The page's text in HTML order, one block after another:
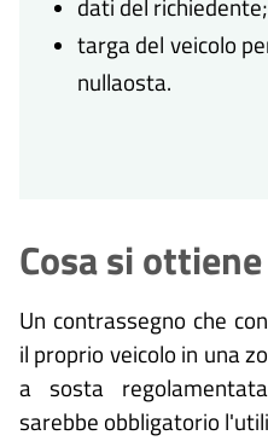
dati del richiedente;
targa del veicolo
nullaosta.
Cosa si ottiene
Un contrassegno che
il proprio veicolo in una
a sosta
sarebbe obbligatorio